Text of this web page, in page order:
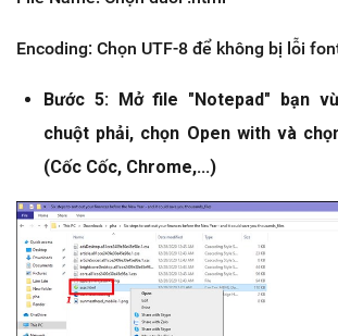
Encoding: Chọn UTF-8 để không bị lỗi
Bước 5: Mở file "Notepad" bạn
chuột phải, chọn Open with và
(Cốc Cốc, Chrome,...)